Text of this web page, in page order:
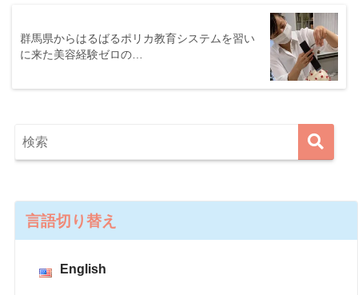
群馬県からはるばるポリカ教育システムを習い
に来た美容経験ゼロの…
言語切り替え
English